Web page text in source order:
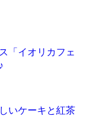
「イオリカフェ
いケーキと紅茶